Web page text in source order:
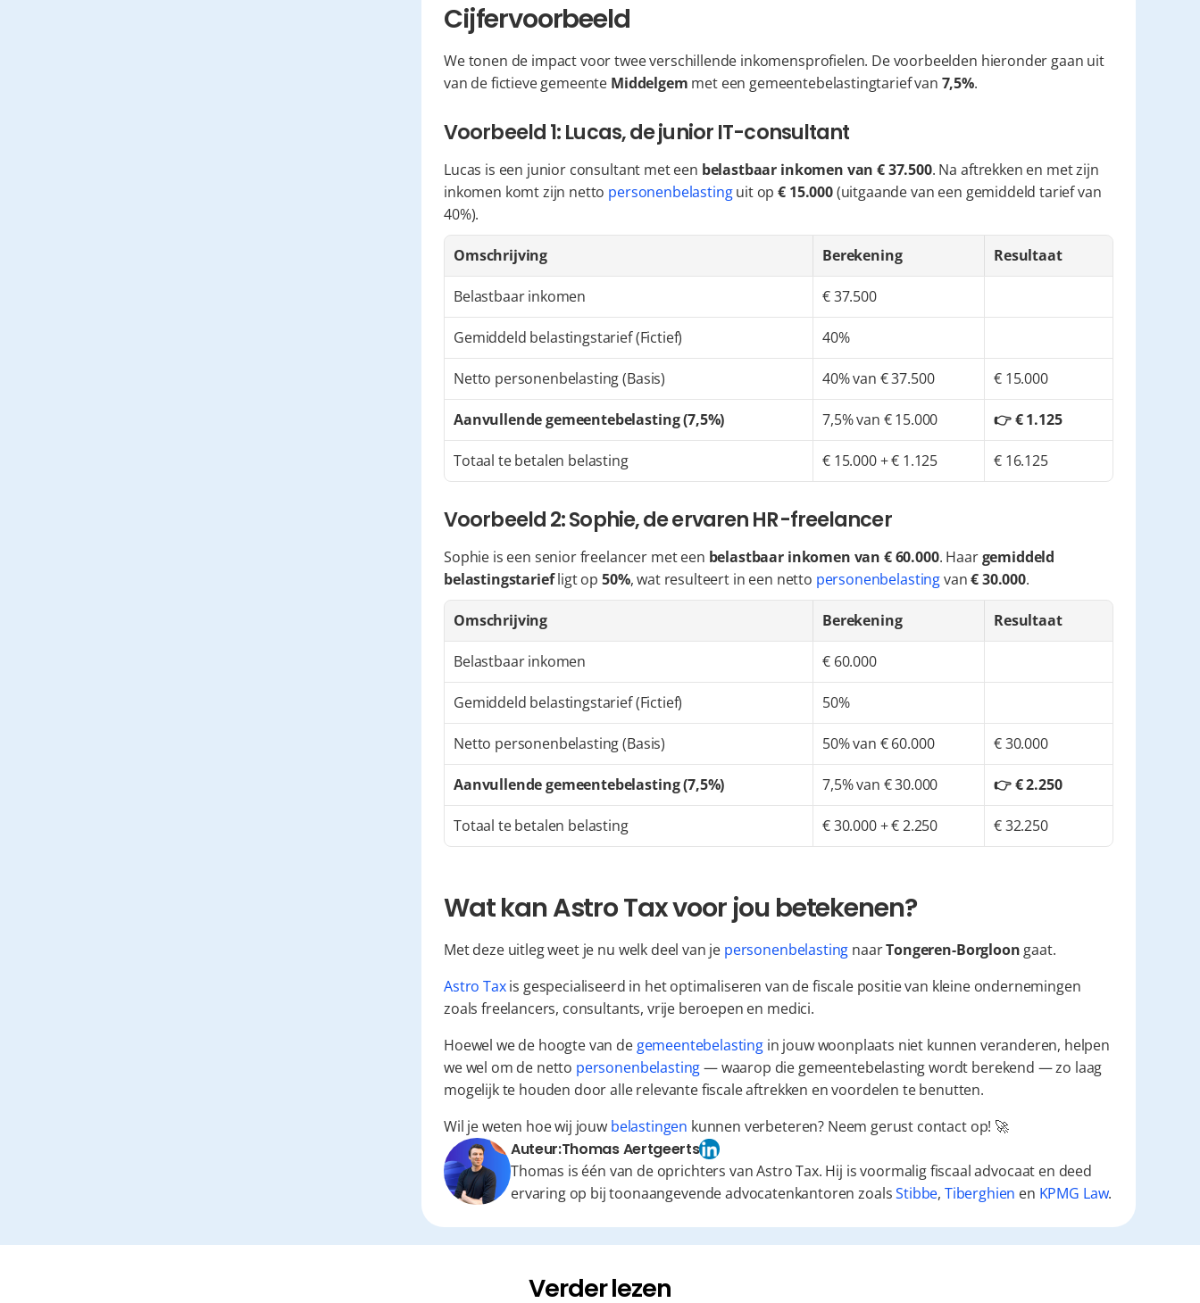
Cijfervoorbeeld
We tonen de impact voor twee verschillende inkomensprofielen. De voorbeelden hieronder gaan uit
van de fictieve gemeente Middelgem met een gemeentebelastingtarief van 7,5%.
Voorbeeld 1: Lucas, de junior IT-consultant
Lucas is een junior consultant met een belastbaar inkomen van € 37.500. Na aftrekken en met zijn
inkomen komt zijn netto personenbelasting uit op € 15.000 (uitgaande van een gemiddeld tarief van
40%).
Omschrijving Berekening Resultaat
Belastbaar inkomen € 37.500
Gemiddeld belastingstarief (Fictief) 40%
Netto personenbelasting (Basis) 40% van € 37.500 € 15.000
Aanvullende gemeentebelasting (7,5%) 7,5% van € 15.000 👉 € 1.125
Totaal te betalen belasting € 15.000 + € 1.125 € 16.125
Voorbeeld 2: Sophie, de ervaren HR-freelancer
Sophie is een senior freelancer met een belastbaar inkomen van € 60.000. Haar gemiddeld
belastingstarief ligt op 50%, wat resulteert in een netto personenbelasting van € 30.000.
Omschrijving Berekening Resultaat
Belastbaar inkomen € 60.000
Gemiddeld belastingstarief (Fictief) 50%
Netto personenbelasting (Basis) 50% van € 60.000 € 30.000
Aanvullende gemeentebelasting (7,5%) 7,5% van € 30.000 👉 € 2.250
Totaal te betalen belasting € 30.000 + € 2.250 € 32.250
Wat kan Astro Tax voor jou betekenen?
Met deze uitleg weet je nu welk deel van je personenbelasting naar Tongeren-Borgloon gaat.
Astro Tax is gespecialiseerd in het optimaliseren van de fiscale positie van kleine ondernemingen
zoals freelancers, consultants, vrije beroepen en medici.
Hoewel we de hoogte van de gemeentebelasting in jouw woonplaats niet kunnen veranderen, helpen
we wel om de netto personenbelasting — waarop die gemeentebelasting wordt berekend — zo laag
mogelijk te houden door alle relevante fiscale aftrekken en voordelen te benutten.
Wil je weten hoe wij jouw belastingen kunnen verbeteren? Neem gerust contact op! 🚀
Auteur:Thomas Aertgeerts
Thomas is één van de oprichters van Astro Tax. Hij is voormalig fiscaal advocaat en deed
ervaring op bij toonaangevende advocatenkantoren zoalsStibbe, Tiberghien en KPMG Law.
Verder lezen